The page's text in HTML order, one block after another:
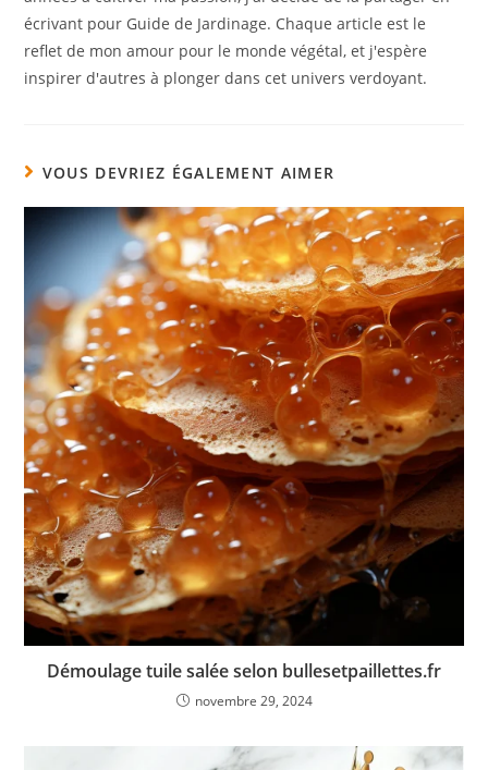
écrivant pour Guide de Jardinage. Chaque article est le
reflet de mon amour pour le monde végétal, et j'espère
inspirer d'autres à plonger dans cet univers verdoyant.
VOUS DEVRIEZ ÉGALEMENT AIMER
Démoulage tuile salée selon bullesetpaillettes.fr
novembre 29, 2024